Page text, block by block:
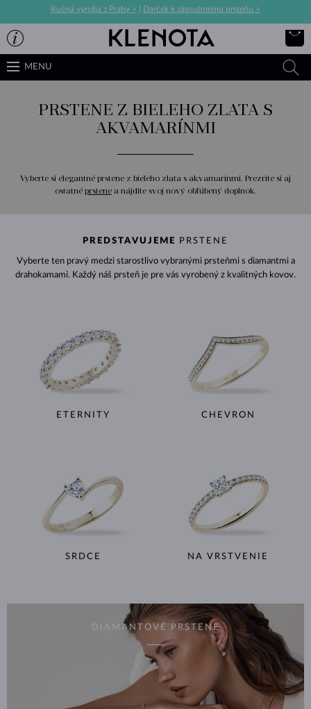
Ručná výroba z Prahy > Darček k zásnubnému prsteňu >
MENU
PRSTENE Z BIELEHO ZLATA S
AKVAMARÍNMI
Vyberte si elegantné prstene z bieleho zlata s akvamarínmi. Prezrite si aj
ostatné prstenea nájdite svoj nový obľúbený doplnok.
PREDSTAVUJEME PRSTENE
Vyberte ten pravý medzi starostlivo vybranými prsteňmi s diamantmi a
drahokamami. Každý náš prsteň je pre vás vyrobený z kvalitných kovov.
ETERNITY CHEVRON
SRDCE NA VRSTVENIE
DIAMANTOVÉ PRSTENE